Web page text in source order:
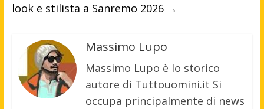
look e stilista a Sanremo 2026 →
Massimo Lupo
Massimo Lupo è lo storico
autore di Tuttouomini.it Si
occupa principalmente di news